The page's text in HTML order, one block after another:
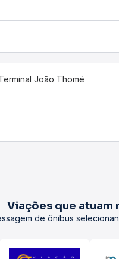
João Thomé
Viações que atuam
de ônibus